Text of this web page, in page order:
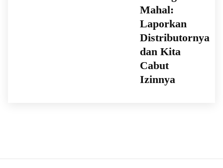
Mahal:
Laporkan
Distributornya
dan Kita
Cabut
Izinnya